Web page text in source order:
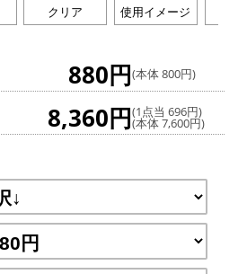
クリア 使用イメージ
880円(本体 800円)
8,360円(1点当 696円)
(本体 7,600円)